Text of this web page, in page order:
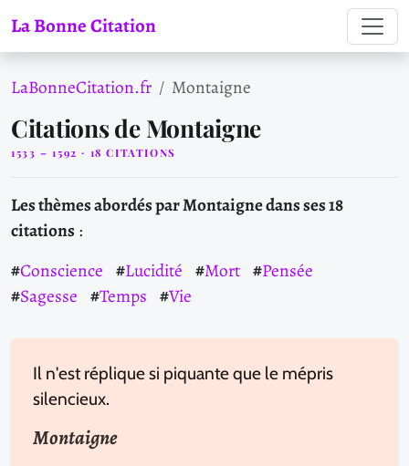
La Bonne Citation
LaBonneCitation.fr Montaigne
Citations de Montaigne
1533 – 1592 · 18 CITATIONS
Les thèmes abordés par Montaigne dans ses 18
citations:
Conscience
Lucidité Mort
Pensée
Sagesse
Temps Vie
Il n'est réplique si piquante que le mépris
silencieux.
Montaigne